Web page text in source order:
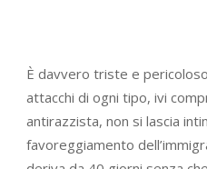
È davvero triste e
attacchi di ogni tipo, ivi
antirazzista, non si lascia
favoreggiamento